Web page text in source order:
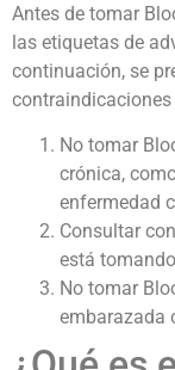
Antes de tomar
las etiquetas de
continuación, se
No tomar
crónica,
enfermedad
Consultar
está
No tomar
embarazada